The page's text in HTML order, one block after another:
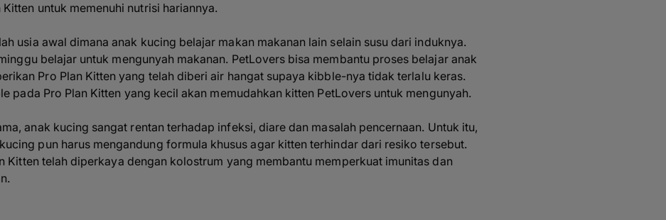
untuk memenuhi nutrisi hariannya.
usia awal dimana anak kucing belajar makan makanan lain selain susu dari induknya.
belajar untuk mengunyah makanan. PetLovers bisa membantu proses belajar anak
Pro Plan Kitten yang telah diberi air hangat supaya kibble-nya tidak terlalu keras.
pada Pro Plan Kitten yang kecil akan memudahkan kitten PetLovers untuk mengunyah.
anak kucing sangat rentan terhadap infeksi, diare dan masalah pencernaan. Untuk itu,
pun harus mengandung formula khusus agar kittenterhindar dari resiko tersebut.
Kitten telah diperkaya dengan kolostrum yang membantu memperkuat imunitas dan